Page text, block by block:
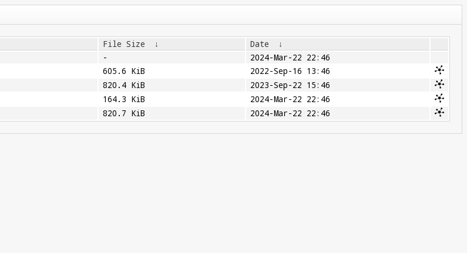
File Size ↓ Date
↓
-
2024-Mar-22 22:46
605.6 KiB
2022-Sep-16 13:46
820.4 KiB
2023-Sep-22 15:46
164.3 KiB
2024-Mar-22 22:46
820.7 KiB 2024-Mar-22 22:46